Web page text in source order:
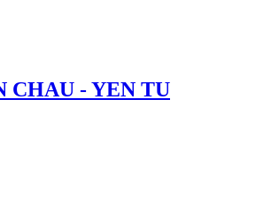
CHAU - YEN TU